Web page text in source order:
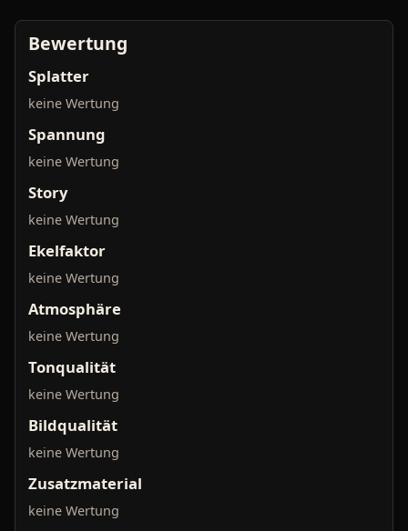
Bewertung
Splatter
keine Wertung
Spannung
keine Wertung
Story
keine Wertung
Ekelfaktor
keine Wertung
Atmosphäre
keine Wertung
Tonqualität
keine Wertung
Bildqualität
keine Wertung
Zusatzmaterial
keine Wertung